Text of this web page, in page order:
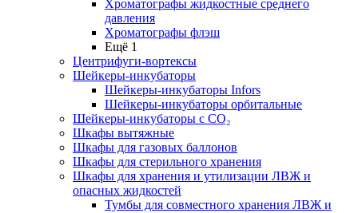
Хроматографы жидкостные среднего
давления
Хроматографы флэш
Ещё 1
Центрифуги-вортексы
Шейкеры-инкубаторы
Шейкеры-инкубаторы Infors
Шейкеры-инкубаторы орбитальные
Шейкеры-инкубаторы с CО₂
Шкафы вытяжные
Шкафы для газовых баллонов
Шкафы для стерильного хранения
Шкафы для хранения и утилизации ЛВЖ и
опасных жидкостей
Тумбы для совместного хранения ЛВЖ и